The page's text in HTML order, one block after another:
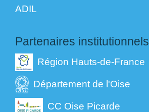
ADIL
Partenaires institutionnels
Région Hauts-de-France
Département de l'Oise
CC Oise Picarde